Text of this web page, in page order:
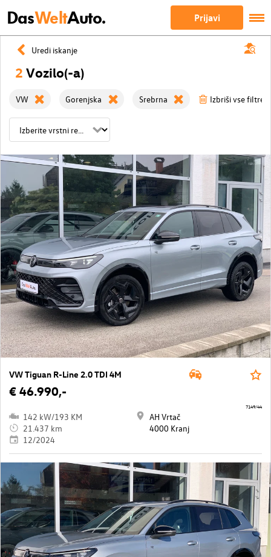
DasWeltAuto. Prijavi
Uredi iskanje
2 Vozilo(-a)
VW Gorenjska Srebrna Izbriši vse filtre
VW Tiguan R-Line 2.0 TDI 4M
€ 46.990,-
142 kW/193 KM
21.437 km
12/2024
AH Vrtač
4000 Kranj
7149/44